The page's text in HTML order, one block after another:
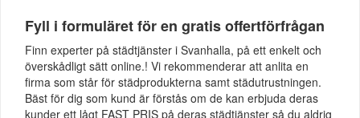
Fyll i formuläret för en gratis offertförfrågan
Finn experter på städtjänster i Svanhalla, på ett enkelt och
överskådligt sätt online.! Vi rekommenderar att anlita en
firma som står för städprodukterna samt städutrustningen.
Bäst för dig som kund är förstås om de kan erbjuda deras
kunder ett lågt FAST PRIS på deras städtjänster så du aldrig